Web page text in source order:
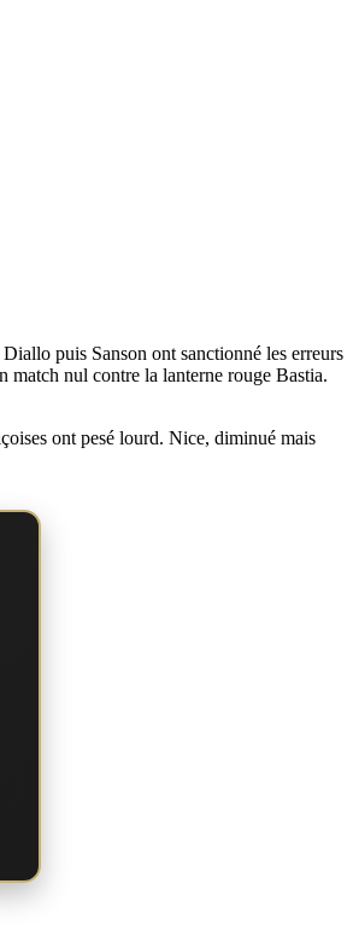
puis Sanson ont sanctionné les erreurs
match nul contre la lanterne rouge Bastia.
ont pesé lourd. Nice, diminué mais